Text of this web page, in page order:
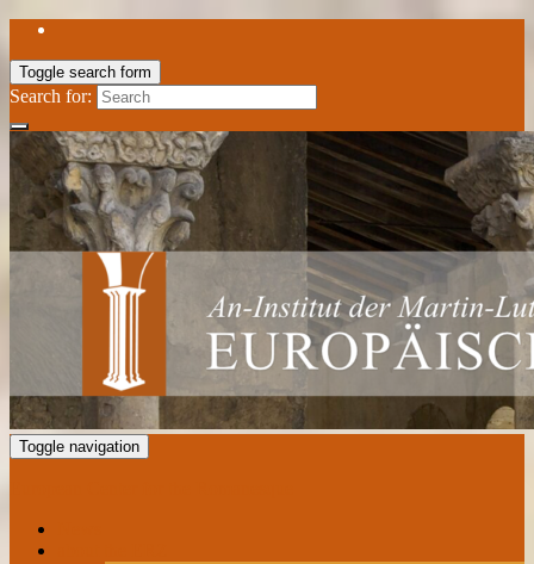
Toggle search form
Search for:
Toggle navigation